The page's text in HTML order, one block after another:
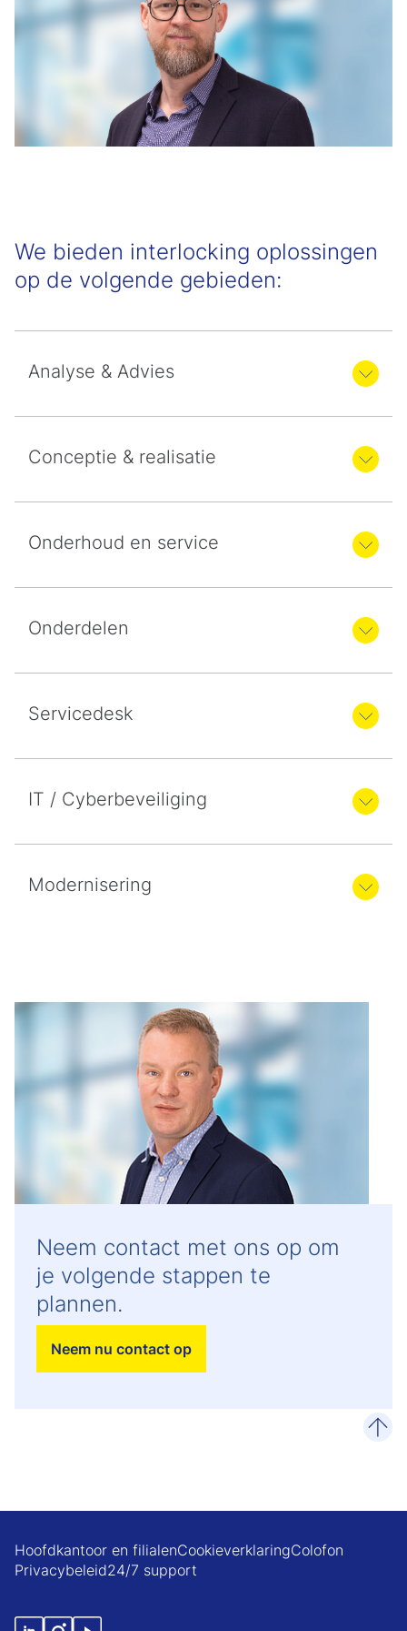
We bieden interlocking oplossingen
op de volgende gebieden:
Analyse & Advies
Conceptie & realisatie
Onderhoud en service
Onderdelen
Servicedesk
IT / Cyberbeveiliging
Modernisering
Neem contact met ons op om
je volgende stappen te
plannen.
Neem nu contact op
Hoofdkantoor en filialenCookieverklaringColofon
Privacybeleid24/7 support